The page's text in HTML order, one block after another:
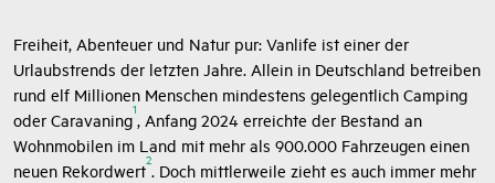
Freiheit, Abenteuer und Natur pur: Vanlife ist einer der
Urlaubstrends der letzten Jahre. Allein in Deutschland betreiben
rund elf Millionen Menschen mindestens gelegentlich Camping
oder Caravaning
1
, Anfang 2024 erreichte der Bestand an
Wohnmobilen im Land mit mehr als 900.000 Fahrzeugen einen
neuen Rekordwert
2
. Doch mittlerweile zieht es auch immer mehr